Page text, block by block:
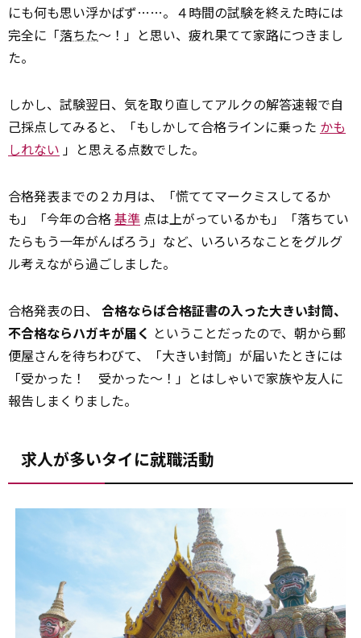
にも何も思い浮かばず……。４時間の試験を終えた時には
完全に「落ちた～！」と思い、疲れ果てて家路につきまし
た。
しかし、試験翌日、気を取り直してアルクの解答速報で自
己採点してみると、「もしかして合格ラインに乗った かも
しれない 」と思える点数でした。
合格発表までの２カ月は、「慌ててマークミスしてるか
も」「今年の合格基準 点は上がっているかも」「落ちてい
たらもう一年がんばろう」など、いろいろなことをグルグ
ル考えながら過ごしました。
合格発表の日、 合格ならば合格証書の入った大きい封筒、
不合格ならハガキが届く ということだったので、朝から郵
便屋さんを待ちわびて、「大きい封筒」が届いたときには
「受かった！ 受かった～！」とはしゃいで家族や友人に
報告しまくりました。
求人が多いタイに就職活動